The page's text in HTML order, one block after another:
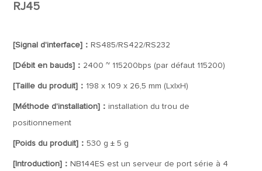
RJ45
[Signal d'interface]： RS485/RS422/RS232
[Débit en bauds]： 2400 ~ 115200bps (par défaut 115200)
[Taille du produit]： 198 x 109 x 26,5 mm (LxlxH)
[Méthode d'installation]：installation du trou de
positionnement
[Poids du produit]：530 g ± 5 g
[Introduction]： NB144ES est un serveur de port série à 4